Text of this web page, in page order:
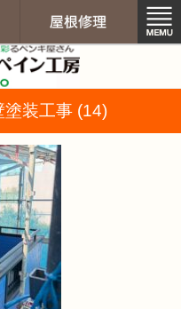
装工事 (14)